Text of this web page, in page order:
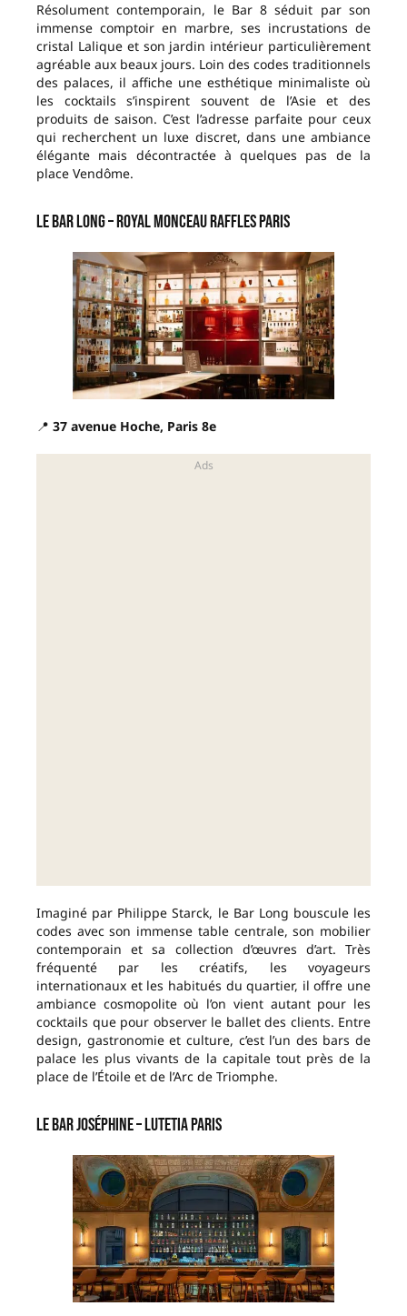
Résolument contemporain, le Bar 8 séduit par son
immense comptoir en marbre, ses incrustations de
cristal Lalique et son jardin intérieur particulièrement
agréable aux beaux jours. Loin des codes traditionnels
des palaces, il affiche une esthétique minimaliste où
les cocktails s’inspirent souvent de l’Asie et des
produits de saison. C’est l’adresse parfaite pour ceux
qui recherchent un luxe discret, dans une ambiance
élégante mais décontractée à quelques pas de la
place Vendôme.
Le Bar Long – Royal Monceau Raffles Paris
📍 37 avenue Hoche, Paris 8e
Imaginé par Philippe Starck, le Bar Long bouscule les
codes avec son immense table centrale, son mobilier
contemporain et sa collection d’œuvres d’art. Très
fréquenté par les créatifs, les voyageurs
internationaux et les habitués du quartier, il offre une
ambiance cosmopolite où l’on vient autant pour les
cocktails que pour observer le ballet des clients. Entre
design, gastronomie et culture, c’est l’un des bars de
palace les plus vivants de la capitale tout près de la
place de l’Étoile et de l’Arc de Triomphe.
Le Bar Joséphine – Lutetia Paris